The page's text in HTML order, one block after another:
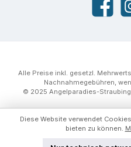
Facebook
Alle Preise inkl. gesetzl.
Nachnahmegebühren,
© 2025 Angelparadies-
Diese Website verwendet
bieten zu können.